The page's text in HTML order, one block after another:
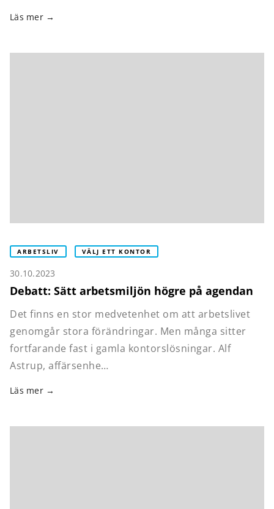
Läs mer
ARBETSLIV VÄLJ ETT KONTOR
30.10.2023
Debatt: Sätt arbetsmiljön högre på agendan
Det finns en stor medvetenhet om att arbetslivet
genomgår stora förändringar. Men många sitter
fortfarande fast i gamla kontorslösningar. Alf
Astrup, affärsenhe…
Läs mer